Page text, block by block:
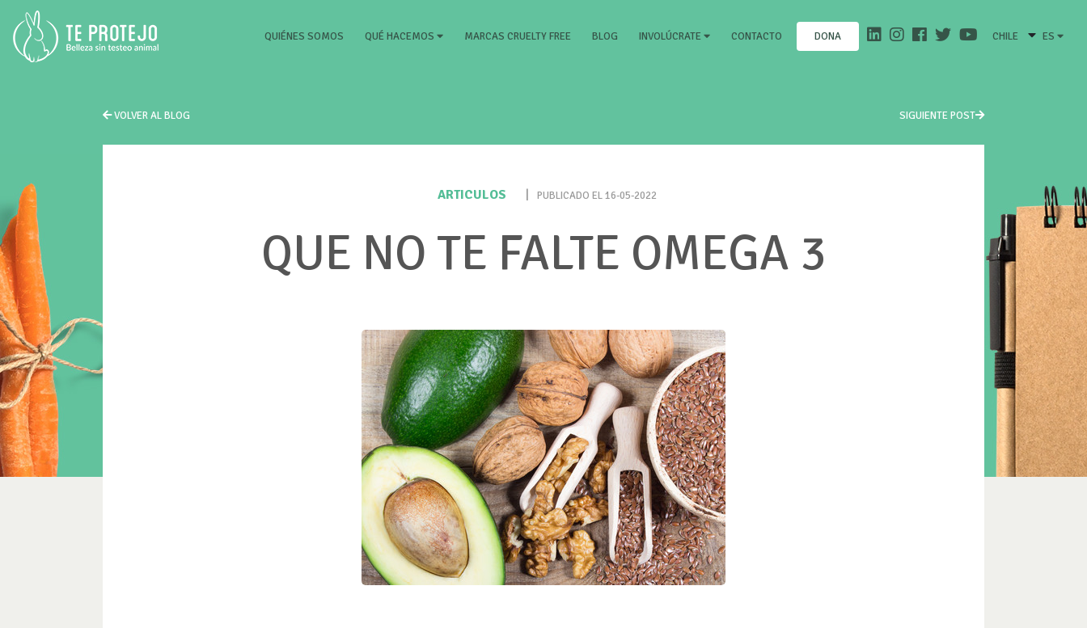
QUIÉNES SOMOS (CURRENT)
QUÉ HACEMOS MARCAS CRUELTY FREE BLOG INVOLÚCRATE CONTACTO DONA CHILE ES
VOLVER AL BLOG SIGUIENTE POST
ARTICULOS PUBLICADO EL 16-05-2022
QUE NO TE FALTE OMEGA 3